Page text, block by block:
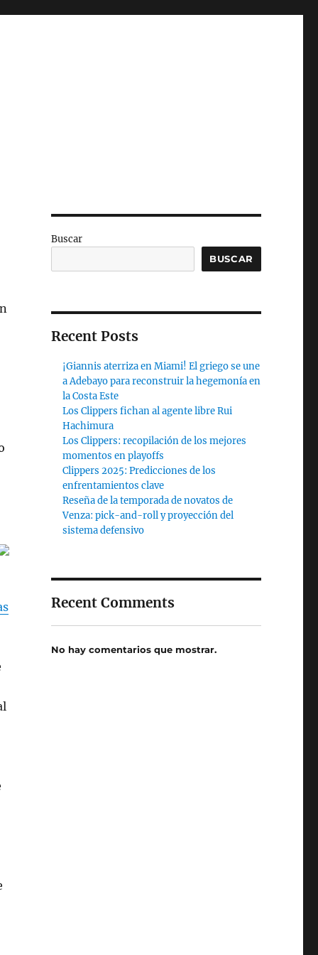
Buscar
BUSCAR
Recent Posts
¡Giannis aterriza en Miami! El griego se une
a Adebayo para reconstruir la hegemonía en
la Costa Este
Los Clippers fichan al agente libre Rui
Hachimura
Los Clippers: recopilación de los mejores
momentos en playoffs
Clippers 2025: Predicciones de los
enfrentamientos clave
Reseña de la temporada de novatos de
Venza: pick-and-roll y proyección del
sistema defensivo
Recent Comments
No hay comentarios que mostrar.